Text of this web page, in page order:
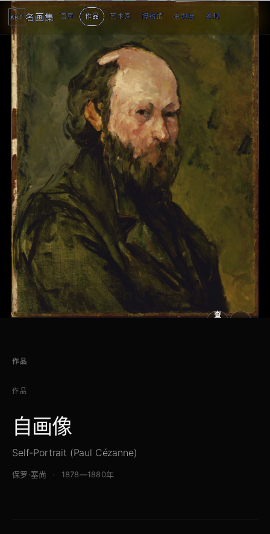
ART 名画集 首页 作品 艺术家 博物馆 主题展 发现
5
看
1
2
3
4
5
查
作品
作品
自画像
Self-Portrait (Paul Cézanne)
保罗·塞尚 1878—1880年